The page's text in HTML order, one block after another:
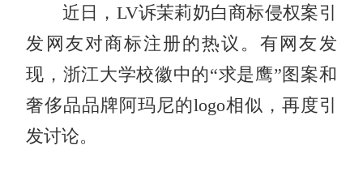
近日，LV诉茉莉奶白商标侵权案引
发网友对商标注册的热议。有网友发
现，浙江大学校徽中的“求是鹰”图案和
奢侈品品牌阿玛尼的logo相似，再度引
发讨论。